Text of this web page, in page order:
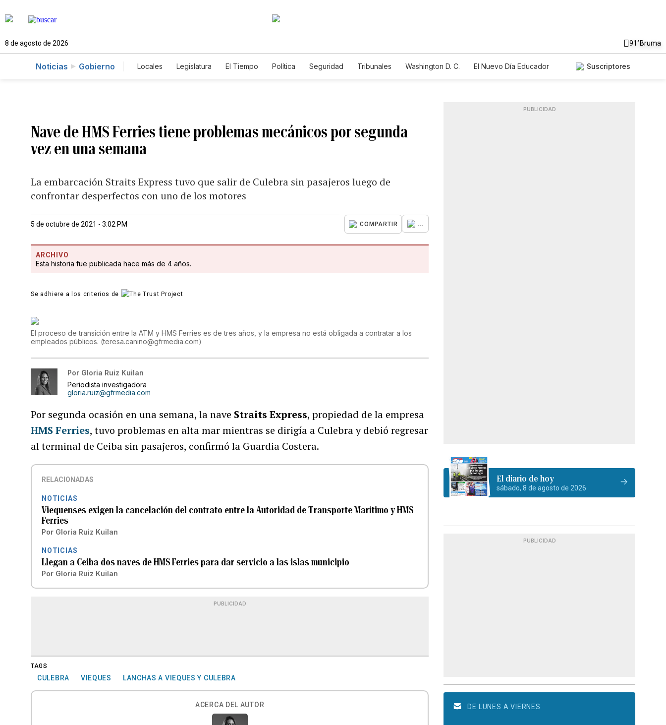
8 de agosto de 2026 91°Bruma
Noticias Gobierno Locales Legislatura El Tiempo Política Seguridad Tribunales Washington D. C.
El Nuevo Día Educador
Suscriptores
Nave de HMS Ferries tiene problemas mecánicos por segunda
vez en una semana
La embarcación Straits Express tuvo que salir de Culebra sin pasajeros luego de
confrontar desperfectos con uno de los motores
5 de octubre de 2021 - 3:02 PM COMPARTIR ...
ARCHIVO
Esta historia fue publicada hace más de 4 años.
Se adhiere a los criterios de
El proceso de transición entre la ATM y HMS Ferries es de tres años, y la empresa no está obligada a contratar a los
empleados públicos. (teresa.canino@gfrmedia.com)
Por Gloria Ruiz Kuilan
Periodista investigadora
gloria.ruiz@gfrmedia.com
Por segunda ocasión en una semana, la nave Straits Express, propiedad de la empresa
HMS Ferries, tuvo problemas en alta mar mientras se dirigía a Culebra y debió regresar
al terminal de Ceiba sin pasajeros, confirmó la Guardia Costera.
RELACIONADAS
NOTICIAS
Viequenses exigen la cancelación del contrato entre la Autoridad de Transporte Marítimo y HMS
Ferries
Por Gloria Ruiz Kuilan
NOTICIAS
Llegan a Ceiba dos naves de HMS Ferries para dar servicio a las islas municipio
Por Gloria Ruiz Kuilan
PUBLICIDAD
TAGS
CULEBRA VIEQUES LANCHAS A VIEQUES Y CULEBRA
ACERCA DEL AUTOR
PUBLICIDAD
El diario de hoy
sábado, 8 de agosto de 2026
PUBLICIDAD
DE LUNES A VIERNES